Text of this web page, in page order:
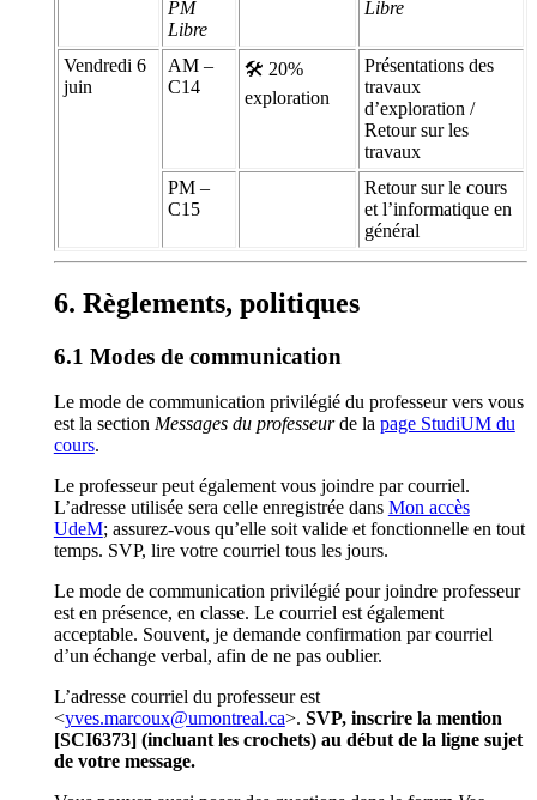
PM
Libre
Libre
Vendredi 6
juin
AM –
C14
🛠 20%
exploration
Présentations des
travaux
d’exploration /
Retour sur les
travaux
PM –
C15
Retour sur le cours
et l’informatique en
général
Règlements, politiques
Modes de communication
Le mode de communication privilégié du professeur vers vous
est la section Messages du professeurde la page StudiUM du
cours.
Le professeur peut également vous joindre par courriel.
L’adresse utilisée sera celle enregistrée dans Mon accès
UdeM; assurez-vous qu’elle soit valide et fonctionnelle en tout
temps. SVP, lire votre courriel tous les jours.
Le mode de communication privilégié pour joindre professeur
est en présence, en classe. Le courriel est également
acceptable. Souvent, je demande confirmation par courriel
d’un échange verbal, afin de ne pas oublier.
L’adresse courriel du professeur est
<yves.marcoux@umontreal.ca>. SVP, inscrire la mention
[SCI6373] (incluant les crochets) au début de la ligne sujet
de votre message.